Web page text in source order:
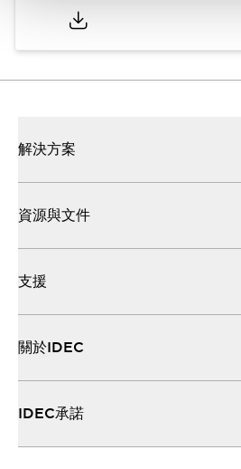
解決方案
資源與文件
支援
關於IDEC
IDEC承諾